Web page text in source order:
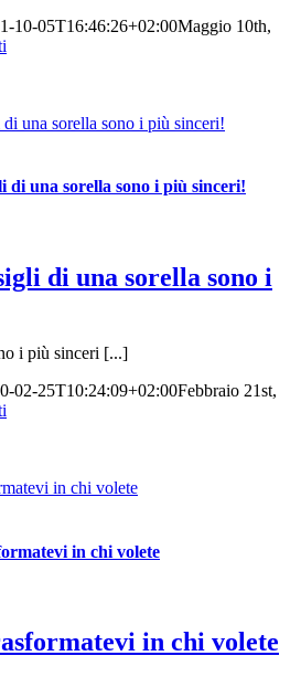
10-05T16:46:26+02:00Maggio 10th,
una sorella sono i più sinceri!
di una sorella sono i più sinceri!
di una sorella sono i
i più sinceri [...]
02-25T10:24:09+02:00Febbraio 21st,
in chi volete
in chi volete
in chi volete